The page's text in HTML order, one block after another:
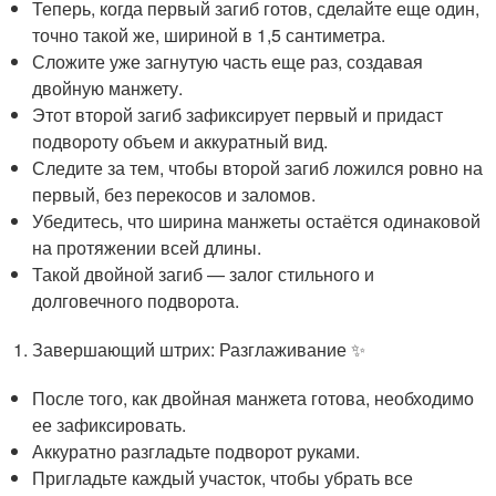
Теперь, когда первый загиб готов, сделайте еще один,
точно такой же, шириной в 1,5 сантиметра.
Сложите уже загнутую часть еще раз, создавая
двойную манжету.
Этот второй загиб зафиксирует первый и придаст
подвороту объем и аккуратный вид.
Следите за тем, чтобы второй загиб ложился ровно на
первый, без перекосов и заломов.
Убедитесь, что ширина манжеты остаётся одинаковой
на протяжении всей длины.
Такой двойной загиб — залог стильного и
долговечного подворота.
Завершающий штрих: Разглаживание ✨
После того, как двойная манжета готова, необходимо
ее зафиксировать.
Аккуратно разгладьте подворот руками.
Пригладьте каждый участок, чтобы убрать все